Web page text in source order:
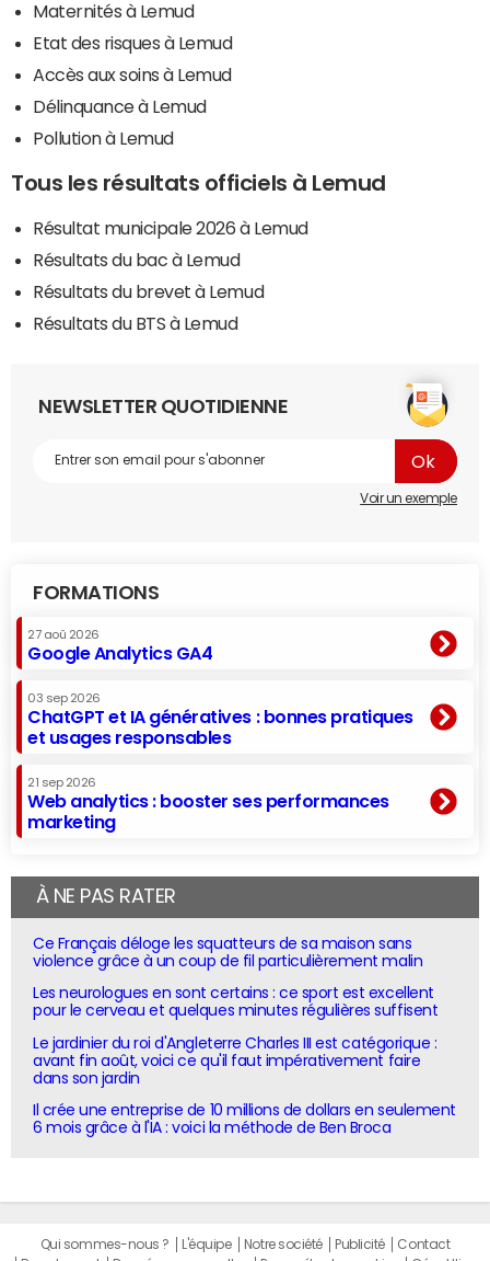
Maternités à Lemud
Etat des risques à Lemud
Accès aux soins à Lemud
Délinquance à Lemud
Pollution à Lemud
Tous les résultats officiels à Lemud
Résultat municipale 2026 à Lemud
Résultats du bac à Lemud
Résultats du brevet à Lemud
Résultats du BTS à Lemud
NEWSLETTER QUOTIDIENNE
Voir un exemple
FORMATIONS
27 aoû 2026
Google Analytics GA4
03 sep 2026
ChatGPT et IA génératives : bonnes pratiques
et usages responsables
21 sep 2026
Web analytics : booster ses performances
marketing
À NE PAS RATER
Ce Français déloge les squatteurs de sa maison sans
violence grâce à un coup de fil particulièrement malin
Les neurologues en sont certains : ce sport est excellent
pour le cerveau et quelques minutes régulières suffisent
Le jardinier du roi d'Angleterre Charles III est catégorique :
avant fin août, voici ce qu'il faut impérativement faire
dans son jardin
Il crée une entreprise de 10 millions de dollars en seulement
6 mois grâce à l'IA : voici la méthode de Ben Broca
Qui sommes-nous ? L'équipe Notre société Publicité
Contact